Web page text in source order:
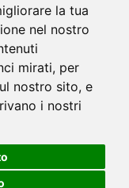
la tua
nel nostro
mirati, per
nostro sito, e
i nostri
TV